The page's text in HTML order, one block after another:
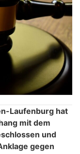
Laufenburg hat
mit dem
und
gegen